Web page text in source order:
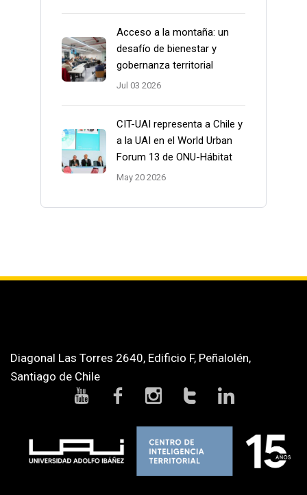
Acceso a la montaña: un
desafío de bienestar y
gobernanza territorial
Jul 03 2026
CIT-UAI representa a Chile y
a la UAI en el World Urban
Forum 13 de ONU-Hábitat
May 20 2026
Diagonal Las Torres 2640, Edificio F, Peñalolén,
Santiago de Chile